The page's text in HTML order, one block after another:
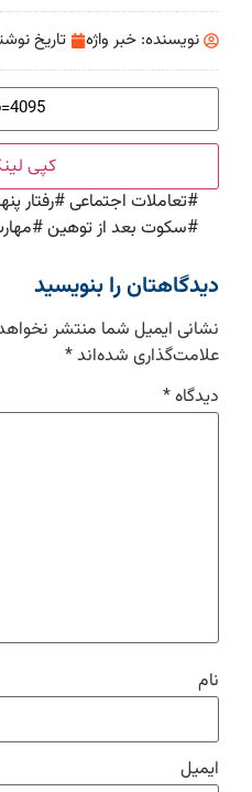
نویسنده: خبر واژه تاریخ
کپی
#تعاملات اجتماعی#رفتار
#سکوت بعد از توهین#
دیدگاهتان را بنویسید
نشانی ایمیل شما منتشر
علامت‌گذاری شده‌اند*
دیدگاه*
نام
ایمیل